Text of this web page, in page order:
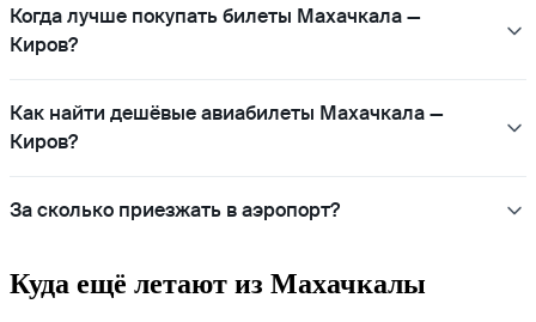
Когда лучше покупать билеты Махачкала —
Киров?
Как найти дешёвые авиабилеты Махачкала —
Киров?
За сколько приезжать в аэропорт?
Куда ещё летают из Махачкалы